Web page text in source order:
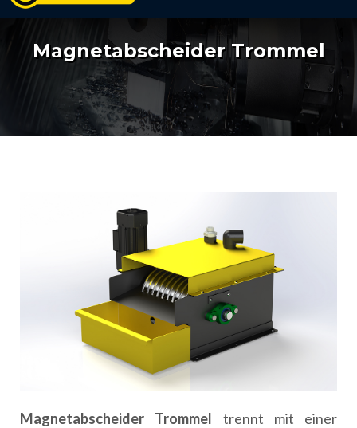
Magnetabscheider Trommel
Magnetabscheider Trommel trennt mit einer